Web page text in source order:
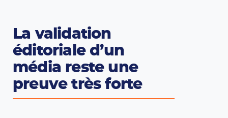
La validation
éditoriale d’un
média reste une
preuve très forte